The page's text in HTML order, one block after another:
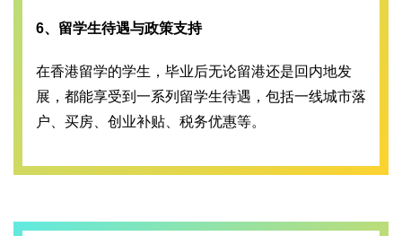
6、留学生待遇与政策支持
在香港留学的学生，毕业后无论留港还是回内地发
展，都能享受到一系列留学生待遇，包括一线城市落
户、买房、创业补贴、税务优惠等。